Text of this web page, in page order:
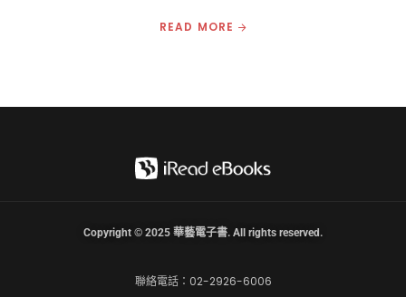
READ MORE
聯絡電話：02-2926-6006
Copyright © 2025 華藝電子書. All rights reserved.